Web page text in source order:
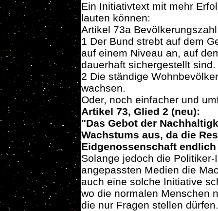
Ein Initiativtext mit mehr
lauten können:
Artikel 73a
1 Der Bund strebt auf dem
auf einem Niveau an, auf
dauerhaft sichergestellt sind.
2 Die ständige
wachsen.
Oder, noch einfacher und
Artikel 73, Glied 2 (neu):
"Das Gebot der
Wachstums aus, da die
Eidgenossenschaft
Solange jedoch die
angepassten Medien die
auch eine solche Initiative
wo die normalen Menschen
die nur Fragen stellen dürfen.